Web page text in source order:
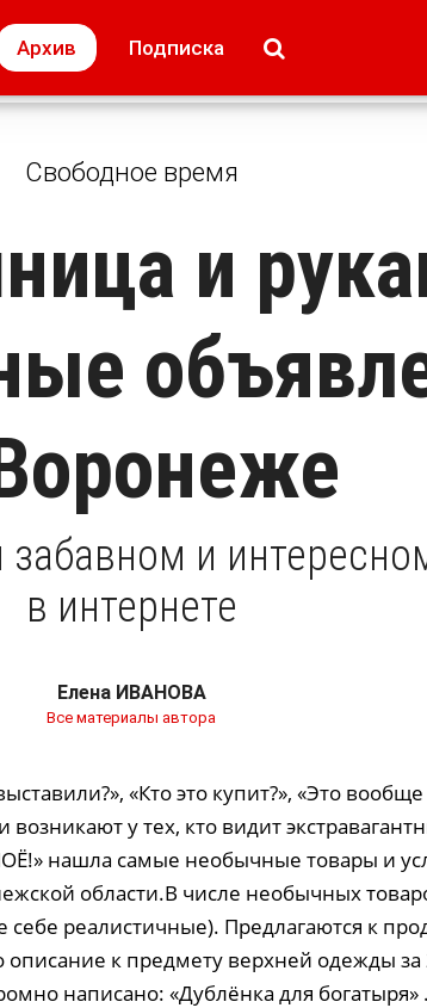
Архив Подписка
Плюс Липецк
+ карьера
Свадьба недели
Свободное время
и
и
в интернете
Елена ИВАНОВА
Все материалы автора
«Кто это купит?», «Это вообще
у тех, кто видит
нашла самые необычные товары и
области.В числе необычных
реалистичные). Предлагаются к
к предмету верхней одежды за
написано: «Дублёнка для богатыря»